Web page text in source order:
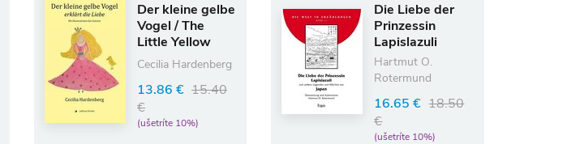
Der kleine gelbe
Vogel / The
Little Yellow
Bird
Cecilia Hardenberg
13.86 € 15.40
€
(ušetríte 10%)
Die Liebe der
Prinzessin
Lapislazuli
Hartmut O.
Rotermund
16.65 € 18.50
€
(ušetríte 10%)